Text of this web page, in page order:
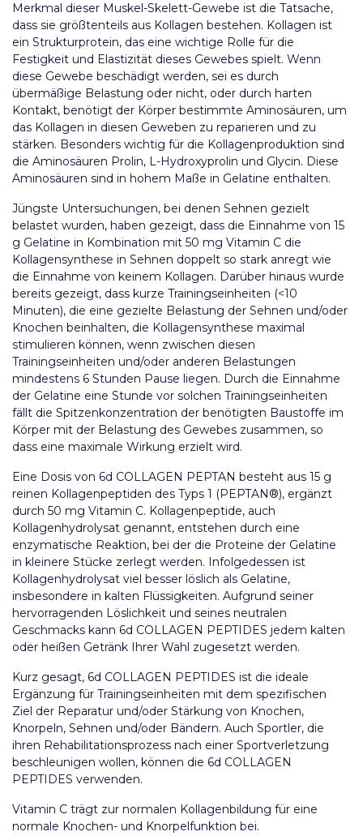
Merkmal dieser Muskel-Skelett-Gewebe ist die Tatsache,
dass sie größtenteils aus Kollagen bestehen. Kollagen ist
ein Strukturprotein, das eine wichtige Rolle für die
Festigkeit und Elastizität dieses Gewebes spielt. Wenn
diese Gewebe beschädigt werden, sei es durch
übermäßige Belastung oder nicht, oder durch harten
Kontakt, benötigt der Körper bestimmte Aminosäuren, um
das Kollagen in diesen Geweben zu reparieren und zu
stärken. Besonders wichtig für die Kollagenproduktion sind
die Aminosäuren Prolin, L-Hydroxyprolin und Glycin. Diese
Aminosäuren sind in hohem Maße in Gelatine enthalten.
Jüngste Untersuchungen, bei denen Sehnen gezielt
belastet wurden, haben gezeigt, dass die Einnahme von 15
g Gelatine in Kombination mit 50 mg Vitamin C die
Kollagensynthese in Sehnen doppelt so stark anregt wie
die Einnahme von keinem Kollagen. Darüber hinaus wurde
bereits gezeigt, dass kurze Trainingseinheiten (<10
Minuten), die eine gezielte Belastung der Sehnen und/oder
Knochen beinhalten, die Kollagensynthese maximal
stimulieren können, wenn zwischen diesen
Trainingseinheiten und/oder anderen Belastungen
mindestens 6 Stunden Pause liegen. Durch die Einnahme
der Gelatine eine Stunde vor solchen Trainingseinheiten
fällt die Spitzenkonzentration der benötigten Baustoffe im
Körper mit der Belastung des Gewebes zusammen, so
dass eine maximale Wirkung erzielt wird.
Eine Dosis von 6d COLLAGEN PEPTAN besteht aus 15 g
reinen Kollagenpeptiden des Typs 1 (PEPTAN®), ergänzt
durch 50 mg Vitamin C. Kollagenpeptide, auch
Kollagenhydrolysat genannt, entstehen durch eine
enzymatische Reaktion, bei der die Proteine der Gelatine
in kleinere Stücke zerlegt werden. Infolgedessen ist
Kollagenhydrolysat viel besser löslich als Gelatine,
insbesondere in kalten Flüssigkeiten. Aufgrund seiner
hervorragenden Löslichkeit und seines neutralen
Geschmacks kann 6d COLLAGEN PEPTIDES jedem kalten
oder heißen Getränk Ihrer Wahl zugesetzt werden.
Kurz gesagt, 6d COLLAGEN PEPTIDES ist die ideale
Ergänzung für Trainingseinheiten mit dem spezifischen
Ziel der Reparatur und/oder Stärkung von Knochen,
Knorpeln, Sehnen und/oder Bändern. Auch Sportler, die
ihren Rehabilitationsprozess nach einer Sportverletzung
beschleunigen wollen, können die 6d COLLAGEN
PEPTIDES verwenden.
Vitamin C trägt zur normalen Kollagenbildung für eine
normale Knochen- und Knorpelfunktion bei.